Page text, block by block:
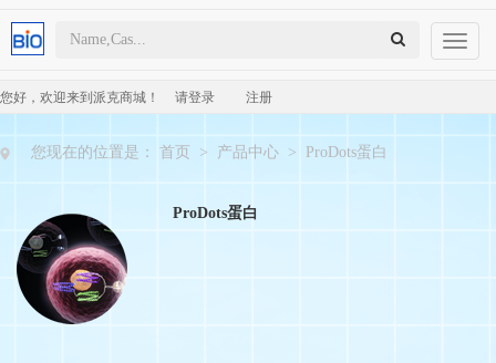
您好，欢迎来到派克商城！ 请登录 注册
Toggle
您现在的位置是： 首页 > 产品中心 > ProDots蛋白
ProDots蛋白